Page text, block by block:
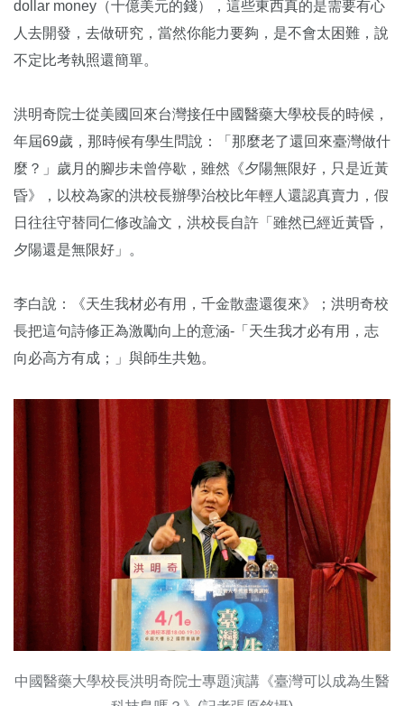
dollar money（十億美元的錢），這些東西真的是需要有心
人去開發，去做研究，當然你能力要夠，是不會太困難，說
不定比考執照還簡單。
洪明奇院士從美國回來台灣接任中國醫藥大學校長的時候，
年屆69歲，那時候有學生問說：「那麼老了還回來臺灣做什
麼？」歲月的腳步未曾停歇，雖然《夕陽無限好，只是近黃
昏》，以校為家的洪校長辦學治校比年輕人還認真賣力，假
日往往守替同仁修改論文，洪校長自許「雖然已經近黃昏，
夕陽還是無限好」。
李白說：《天生我材必有用，千金散盡還復來》；洪明奇校
長把這句詩修正為激勵向上的意涵-「天生我才必有用，志
向必高方有成；」與師生共勉。
中國醫藥大學校長洪明奇院士專題演講《臺灣可以成為生醫